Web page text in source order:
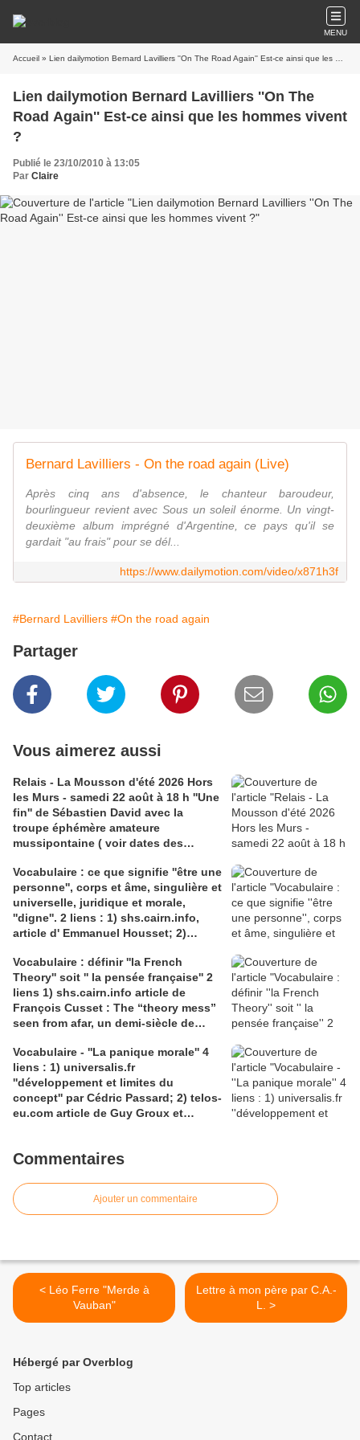
MENU
Accueil » Lien dailymotion Bernard Lavilliers ''On The Road Again'' Est-ce ainsi que les hommes vivent ?
Lien dailymotion Bernard Lavilliers ''On The
Road Again'' Est-ce ainsi que les hommes vivent
?
Publié le 23/10/2010 à 13:05
Par Claire
Bernard Lavilliers - On the road again (Live)
Après cinq ans d'absence, le chanteur baroudeur,
bourlingueur revient avec Sous un soleil énorme. Un vingt-
deuxième album imprégné d'Argentine, ce pays qu'il se
gardait "au frais" pour se dél...
https://www.dailymotion.com/video/x871h3f
#Bernard Lavilliers #On the road again
Partager
Vous aimerez aussi
Relais - La Mousson d'été 2026 Hors
les Murs - samedi 22 août à 18 h ''Une
fin'' de Sébastien David avec la
troupe éphémère amateure
mussipontaine ( voir dates des
dramaturgie Lola Molina à l’Espace
Saint-Laurent, Pont-à-Mousson 2
liens : 1) lien meec.org; 2)
lemeac.com
Vocabulaire : ce que signifie ''être une
personne'', corps et âme, singulière et
universelle, juridique et morale,
''digne''. 2 liens : 1) shs.cairn.info,
article d' Emmanuel Housset; 2)
Julian Roche
Vocabulaire : définir ''la French
Theory'' soit '' la pensée française'' 2
liens 1) shs.cairn.info article de
François Cusset : The “theory mess”
seen from afar, un demi-siècle de
tracts.gallimard.fr ''La haine de
l'émancipation...'', François Cusset
Vocabulaire - ''La panique morale'' 4
liens : 1) universalis.fr
''développement et limites du
concept'' par Cédric Passard; 2) telos-
eu.com article de Guy Groux et
pour le compte rendu d'Arnaud
''la panique morale'';4) shs.cairn.info,
Pierre De Visscher : ''Craintes, peurs,
Commentaires
Ajouter un commentaire
< Léo Ferre "Merde à
Vauban"
Lettre à mon père par C.A.-
L. >
Hébergé par Overblog
Top articles
Pages
Contact